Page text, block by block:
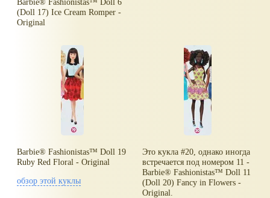
(Doll 17) Ice Cream Romper -
Original
Barbie® Fashionistas™ Doll 19
Ruby Red Floral - Original
обзор этой куклы
Это кукла #20, однако иногда
встречается под номером 11 -
Barbie® Fashionistas™ Doll 11
(Doll 20) Fancy in Flowers -
Original.